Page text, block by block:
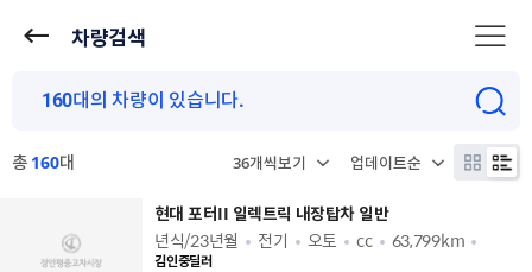
차량검색
총 160대
현대 포터II 일렉트릭 내장탑차 일반
년식/23년월 전기 오토 cc 63,799km
김인중딜러